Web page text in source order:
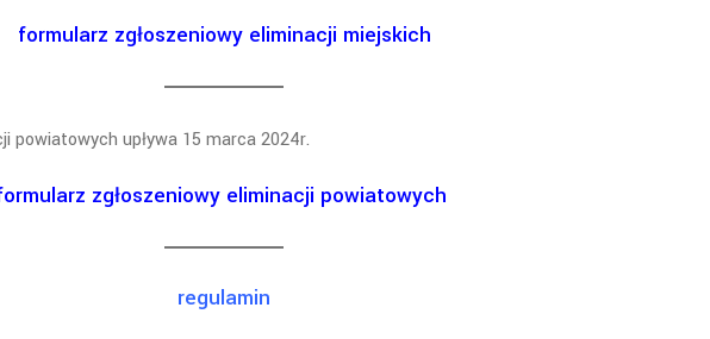
formularz zgłoszeniowy eliminacji miejskich
powiatowych upływa 15 marca 2024r.
zgłoszeniowy eliminacji powiatowych
regulamin